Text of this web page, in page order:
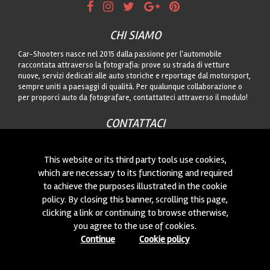
CHI SIAMO
Car-Shooters nasce nel 2015 dalla passione per l'automobile
raccontata attraverso la fotografia: prove su strada di vetture
nuove, servizi dedicati alle auto storiche e reportage dal motorsport,
sempre uniti a paesaggi di qualità. Per qualunque collaborazione o
per proporci auto da fotografare, contattateci attraverso il modulo!
CONTATTACI
© 2015-2026 CAR-SHOOTERS. ALL RIGHTS RESERVED.
This website or its third party tools use cookies,
which are necessary to its functioning and required
to achieve the purposes illustrated in the cookie
policy. By closing this banner, scrolling this page,
clicking a link or continuing to browse otherwise,
you agree to the use of cookies.
Continue
Cookie policy